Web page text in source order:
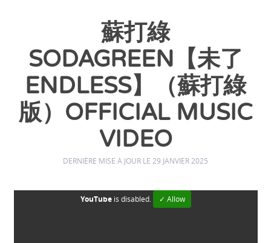
蘇打綠
SODAGREEN【未了
ENDLESS】（蘇打綠
版）OFFICIAL MUSIC
VIDEO
DERNIÈRE MISE À JOUR LE 29 JANVIER 2025
YouTubeis disabled. ✓ Allow